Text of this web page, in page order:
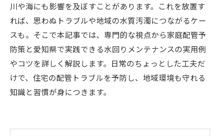
川や海にも影響を及ぼすことがあります。これを放置す
れば、思わぬトラブルや地域の水質汚濁につながるケー
スも。そこで本記事では、専門的な視点から家庭配管予
防策と愛知県で実践できる水回りメンテナンスの実用例
やコツを詳しく解説します。日常のちょっとした工夫だ
けで、住宅の配管トラブルを予防し、地域環境も守れる
知識と習慣が身につきます。